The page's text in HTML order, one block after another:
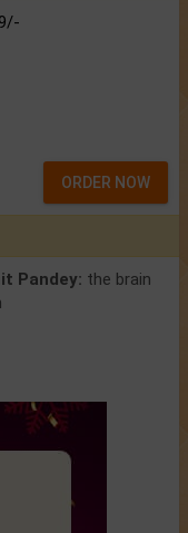
ORDER NOW
Pandey: the brain